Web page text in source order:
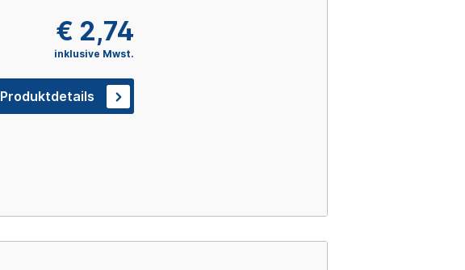
€ 2,74
inklusive Mwst.
Produktdetails